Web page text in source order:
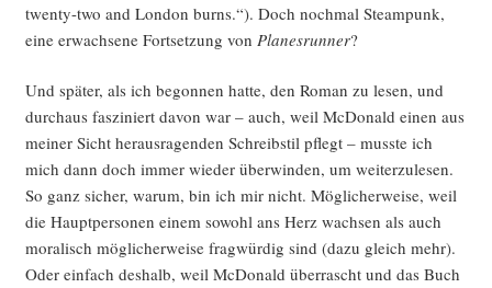
twen­ty-two and Lon­don burns.“). Doch noch­mal Steam­punk,
eine erwach­se­ne Fort­set­zung von Pla­nes­run­ner?
Und spä­ter, als ich begon­nen hat­te, den Roman zu lesen, und
durch­aus fas­zi­niert davon war – auch, weil McDo­nald einen aus
mei­ner Sicht her­aus­ra­gen­den Schreib­stil pflegt – muss­te ich
mich dann doch immer wie­der über­win­den, um wei­ter­zu­le­sen.
So ganz sicher, war­um, bin ich mir nicht. Mög­li­cher­wei­se, weil
die Haupt­per­so­nen einem sowohl ans Herz wach­sen als auch
mora­lisch mög­li­cher­wei­se frag­wür­dig sind (dazu gleich mehr).
Oder ein­fach des­halb, weil McDo­nald über­rascht und das Buch